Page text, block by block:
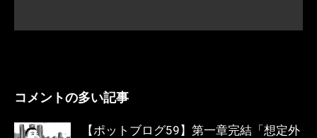
コメントの多い記事
【ポットブログ59】第一章完結「想定外